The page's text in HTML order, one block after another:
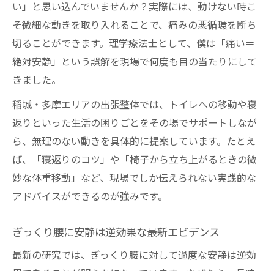
ト
肩甲骨や骨盤周りを揺らす最新アプローチとは
ぎっくり腰にも効く骨格調整アプローチ例
腰痛の回復を促す新しいセルフケア習慣
固まるより動くことで神経の血流を高める理由
腰痛時の微細な動きが血流改善のカギです
痛みで動かないと腰痛が長引く理由を解説
理学療法士がすすめる腰痛回復ルーティン
い」と思い込んでいませんか？実際には、動けない時こ
そ微細な動きを取り入れることで、痛みの悪循環を断ち
切ることができます。理学療法士として、僕は「痛い＝
絶対安静」という誤解を現場で何度も目の当たりにして
きました。
稲城・多摩エリアの出張整体では、トイレへの移動や寝
返りといった生活の困りごとをその場でサポートしなが
ら、無理のない動きを具体的に提案しています。たとえ
ば、「寝返りのコツ」や「椅子から立ち上がるときの微
妙な体重移動」など、現場でしか伝えられない実践的な
アドバイスができるのが強みです。
ぎっくり腰に安静は逆効果な最新エビデンス
最新の研究では、ぎっくり腰に対して過度な安静は逆効